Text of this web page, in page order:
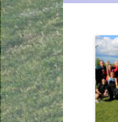
contenu